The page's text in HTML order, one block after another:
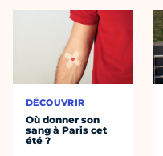
DÉCOUVRIR
Où donner son
sang à Paris cet
été ?